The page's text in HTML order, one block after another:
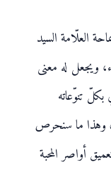
العلّامة السيد
ويجعل له معنى
تنوّعاته
وهذا ما سنحرص
أواصر المحبة